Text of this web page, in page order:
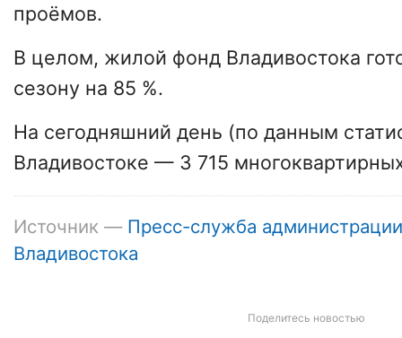
проёмов.
В целом, жилой фонд Владивостока
сезону на 85 %.
На сегодняшний день (по данным
Владивостоке — 3 715
Источник — Пресс-служба администрации
Владивостока
Поделитесь новостью